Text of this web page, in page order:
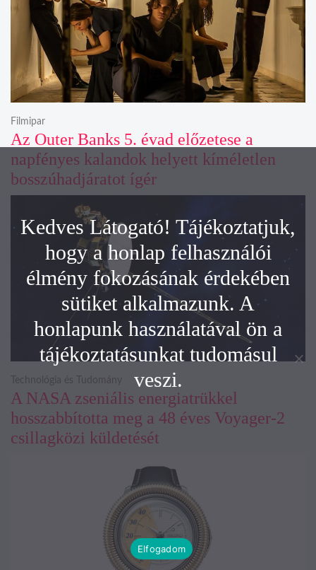
Az Outer Banks 5. évad előzetese a
napfényes kalandok helyett kíméletlen
bosszúhadjáratot ígér
Filmipar
A NASA zseniális energiatrükkel
hosszabbította meg a 48 éves Voyager-2
csillagközi küldetését
Technológia és Tudomány
Kedves Látogató! Tájékoztatjuk,
hogy a honlap felhasználói
élmény fokozásának érdekében
sütiket alkalmazunk. A
honlapunk használatával ön a
tájékoztatásunkat tudomásul
veszi.
Elfogadom